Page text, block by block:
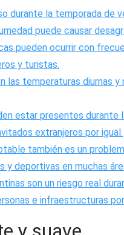
durante la temporada de
puede causar
pueden ocurrir con
y turistas.
las temperaturas diurnas
estar presentes durante
extranjeros por igual.
también es un
y deportivas en muchas
son un riesgo real
e infraestructuras